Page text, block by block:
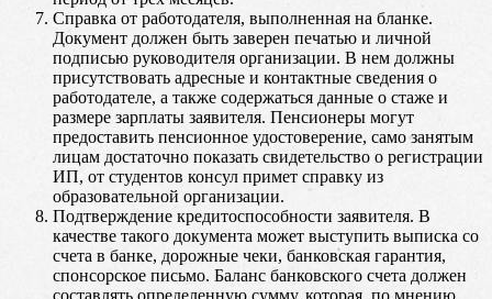
Справка от работодателя, выполненная на бланке.
Документ должен быть заверен печатью и личной
подписью руководителя организации. В нем должны
присутствовать адресные и контактные сведения о
работодателе, а также содержаться данные о стаже и
размере зарплаты заявителя. Пенсионеры могут
предоставить пенсионное удостоверение, само занятым
лицам достаточно показать свидетельство о регистрации
ИП, от студентов консул примет справку из
образовательной организации.
Подтверждение кредитоспособности заявителя. В
качестве такого документа может выступить выписка со
счета в банке, дорожные чеки, банковская гарантия,
спонсорское письмо. Баланс банковского счета должен
составлять определенную сумму, которая, по мнению